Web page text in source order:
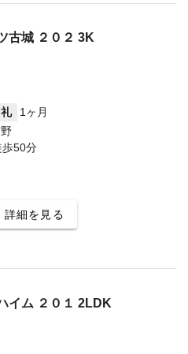
古城 ２０２ 3K
礼
1ヶ月
歩50分
詳細を見る
イム ２０１ 2LDK